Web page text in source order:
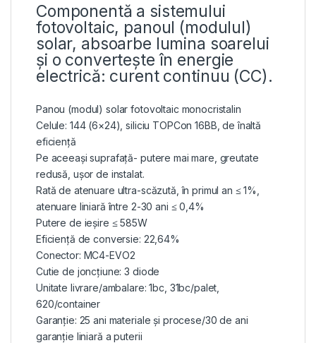
Componentă a sistemului
fotovoltaic, panoul (modulul)
solar, absoarbe lumina soarelui
și o convertește în energie
electrică: curent continuu (CC).
Panou (modul) solar fotovoltaic monocristalin
Celule: 144 (6×24), siliciu TOPCon 16BB, de înaltă
eficiență
Pe aceeași suprafață- putere mai mare, greutate
redusă, ușor de instalat.
Rată de atenuare ultra-scăzută, în primul an ≤ 1%,
atenuare liniară între 2-30 ani ≤ 0,4%
Putere de ieșire ≤ 585W
Eficiență de conversie: 22,64%
Conector: MC4-EVO2
Cutie de joncțiune: 3 diode
Unitate livrare/ambalare: 1bc, 31bc/palet,
620/container
Garanție: 25 ani materiale și procese/30 de ani
garanție liniară a puterii​